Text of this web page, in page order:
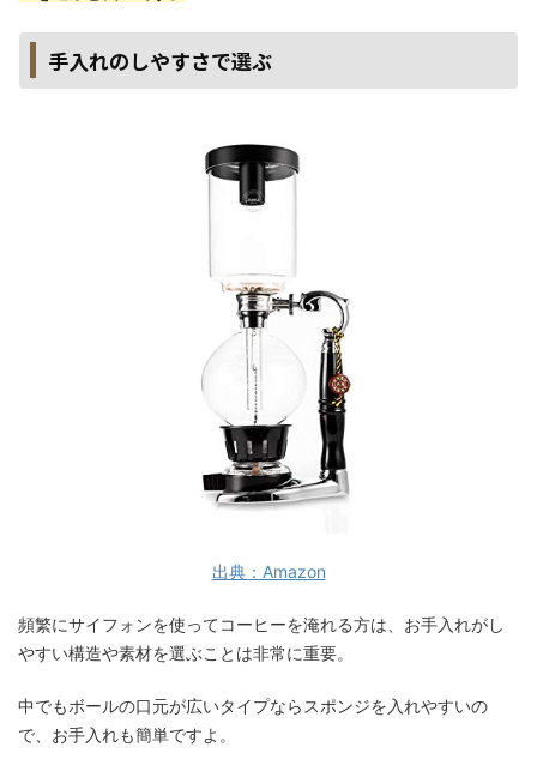
手入れのしやすさで選ぶ
出典：Amazon
頻繁にサイフォンを使ってコーヒーを淹れる方は、お手入れがし
やすい構造や素材を選ぶことは非常に重要。
中でもボールの口元が広いタイプならスポンジを入れやすいの
で、お手入れも簡単ですよ。